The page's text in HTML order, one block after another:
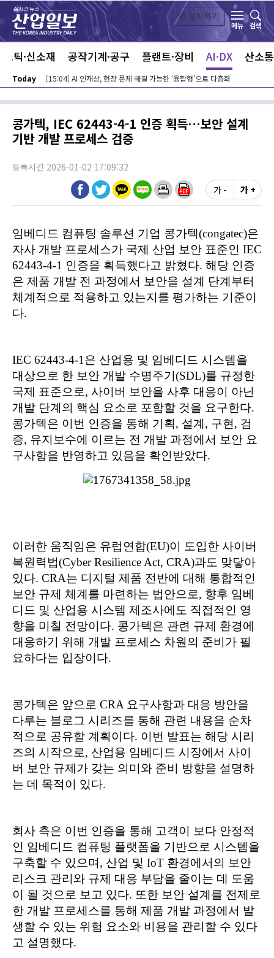
본문 바로가기
앱 설치하기
메뉴
검색
틱·신소재 공작기계·공구 플랜트·장비 AI·DX 산소통
Today [15:04] AI 인재상, 현장 문제 해결 가능한 ‘융합형’으로 다층화
콩가텍, IEC 62443-4-1 인증 획득…보안 설계
기반 개발 프로세스 검증
등록시간 2026-01-02 17:09:32
가 -
가 +